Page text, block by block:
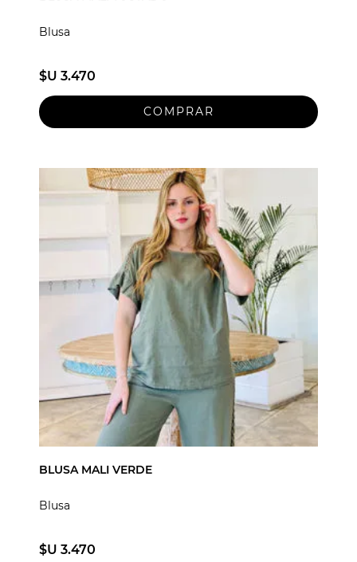
Blusa
$U 3.470
BLUSA MALI VERDE
Blusa
$U 3.470